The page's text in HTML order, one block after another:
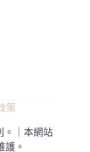
策
。｜本網站
護。